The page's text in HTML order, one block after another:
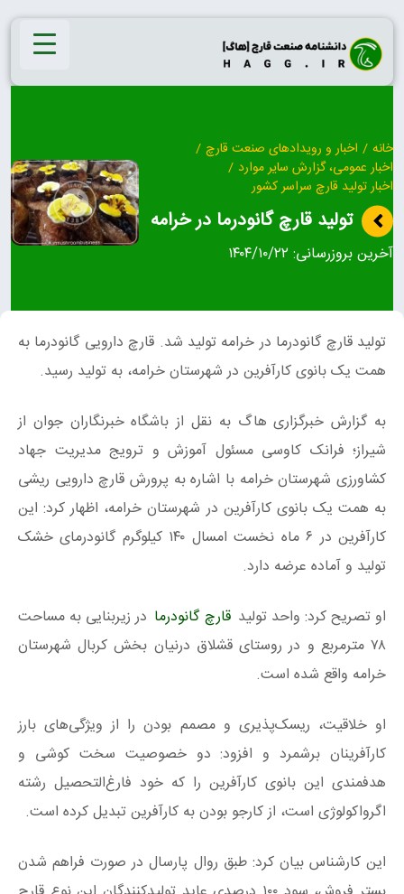
Skip
content
خانه / اخبار و رویدادهای صنعت قارچ /
اخبار عمومی، گزارش سایر موارد /
اخبار تولید قارچ سراسر کشور
تولید قارچ گانودرما در خرامه
آخرین بروزرسانی: ۱۴۰۴/۱۰/۲۲
تولید قارچ گانودرما در خرامه تولید شد. قارچ دارویی گانودرما به
همت یک بانوی کارآفرین در شهرستان خرامه، به تولید رسید.
به گزارش خبرگزاری هاگ به نقل از باشگاه خبرنگاران جوان از
شیراز؛ فرانک کاوسی مسئول آموزش و ترویج مدیریت جهاد
کشاورزی شهرستان خرامه با اشاره به پرورش قارچ دارویی ریشی
به همت یک بانوی کارآفرین در شهرستان خرامه، اظهار کرد: این
کارآفرین در ۶ ماه نخست امسال ۱۴۰ کیلوگرم گانودرمای خشک
تولید و آماده عرضه دارد.
او تصریح کرد: واحد تولید قارچ گانودرما در زیربنایی به مساحت
۷۸ مترمربع و در روستای قشلاق درنیان بخش کربال شهرستان
خرامه واقع شده است.
او خلاقیت، ریسک‌پذیری و مصمم‌ بودن را از ویژگی‌های بارز
کارآفرینان برشمرد و افزود: دو خصوصیت سخت کوشی و
هدفمندی این بانوی کارآفرین را که خود فارغ‌التحصیل رشته
اگرواکولوژی است، از کارجو بودن به کارآفرین تبدیل کرده است.
این کارشناس بیان کرد: طبق روال پارسال در صورت فراهم شدن